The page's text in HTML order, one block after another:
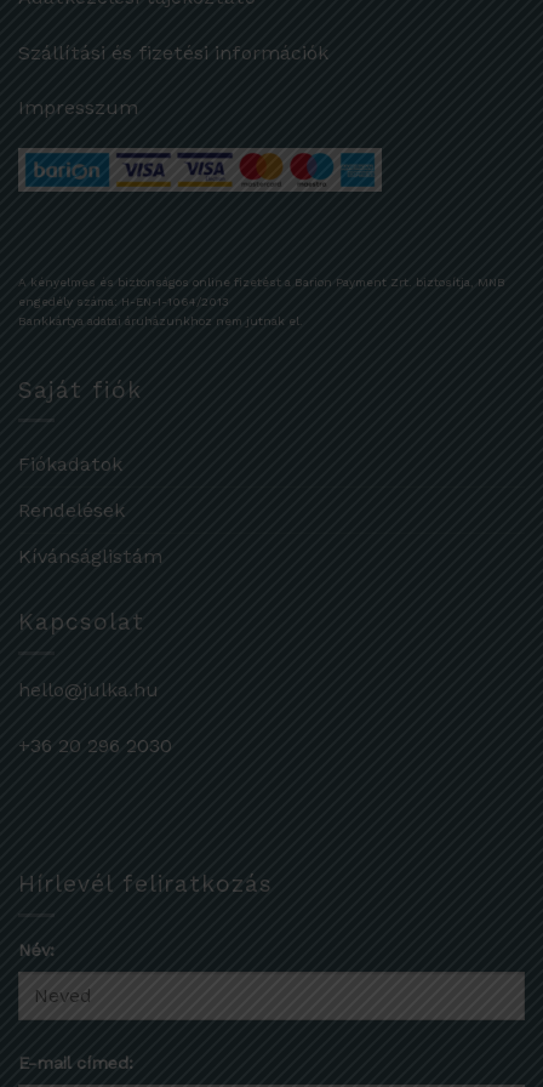
Szállítási és fizetési információk
Impresszum
A kényelmes és biztonságos online fizetést a Barion Payment Zrt. biztosítja, MNB
engedély száma: H-EN-I-1064/2013
Bankkártya adatai áruházunkhoz nem jutnak el.
Saját fiók
Fiókadatok
Rendelések
Kívánságlistám
Kapcsolat
hello@julka.hu
+36 20 296 2030
Hírlevél feliratkozás
Név:
E-mail címed: